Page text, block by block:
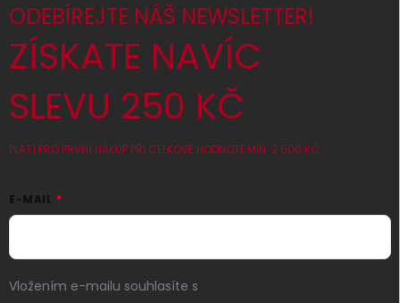
ODEBÍREJTE NÁŠ NEWSLETTER!
ZÍSKATE NAVÍC
SLEVU 250 KČ
PLATÍ PRO PRVNÍ NÁKUP PŘI CELKOVÉ HODNOTĚ MIN. 2 500 KČ
E-MAIL
Vložením e-mailu souhlasíte s